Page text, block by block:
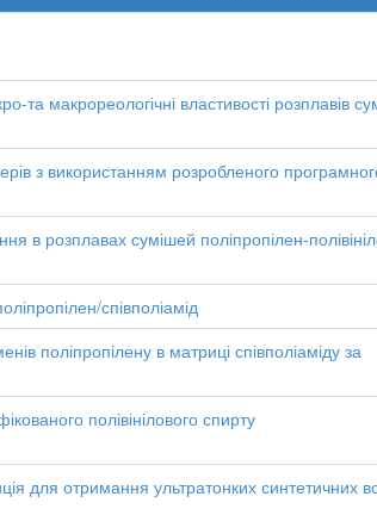
та макрореологічні властивості розплавів
з використанням розробленого
в розплавах сумішей поліпропілен-
співполіамід
поліпропілену в матриці співполіаміду за
полівінілового спирту
для отримання ультратонких синтетичних